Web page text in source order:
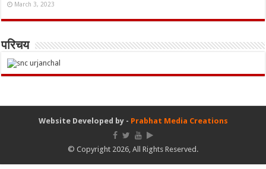
March 3, 2023
परिचय
Website Developed by - Prabhat Media Creations
© Copyright 2026, All Rights Reserved.